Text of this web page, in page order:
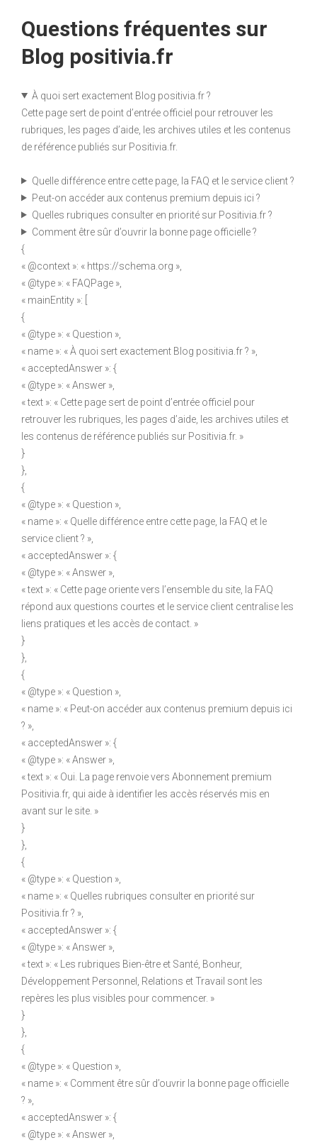
Questions fréquentes sur
Blog positivia.fr
À quoi sert exactement Blog positivia.fr ?
Cette page sert de point d’entrée officiel pour retrouver les
rubriques, les pages d’aide, les archives utiles et les contenus
de référence publiés sur Positivia.fr.
Quelle différence entre cette page, la FAQ et le service client ?
Peut-on accéder aux contenus premium depuis ici ?
Quelles rubriques consulter en priorité sur Positivia.fr ?
Comment être sûr d’ouvrir la bonne page officielle ?
{
« @context »: « https://schema.org »,
« @type »: « FAQPage »,
« mainEntity »: [
{
« @type »: « Question »,
« name »: « À quoi sert exactement Blog positivia.fr ? »,
« acceptedAnswer »: {
« @type »: « Answer »,
« text »: « Cette page sert de point d’entrée officiel pour
retrouver les rubriques, les pages d’aide, les archives utiles et
les contenus de référence publiés sur Positivia.fr. »
}
},
{
« @type »: « Question »,
« name »: « Quelle différence entre cette page, la FAQ et le
service client ? »,
« acceptedAnswer »: {
« @type »: « Answer »,
« text »: « Cette page oriente vers l’ensemble du site, la FAQ
répond aux questions courtes et le service client centralise les
liens pratiques et les accès de contact. »
}
},
{
« @type »: « Question »,
« name »: « Peut-on accéder aux contenus premium depuis ici
? »,
« acceptedAnswer »: {
« @type »: « Answer »,
« text »: « Oui. La page renvoie vers Abonnement premium
Positivia.fr, qui aide à identifier les accès réservés mis en
avant sur le site. »
}
},
{
« @type »: « Question »,
« name »: « Quelles rubriques consulter en priorité sur
Positivia.fr ? »,
« acceptedAnswer »: {
« @type »: « Answer »,
« text »: « Les rubriques Bien-être et Santé, Bonheur,
Développement Personnel, Relations et Travail sont les
repères les plus visibles pour commencer. »
}
},
{
« @type »: « Question »,
« name »: « Comment être sûr d’ouvrir la bonne page officielle
? »,
« acceptedAnswer »: {
« @type »: « Answer »,